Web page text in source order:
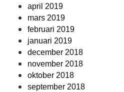
april 2019
mars 2019
februari 2019
januari 2019
december 2018
november 2018
oktober 2018
september 2018